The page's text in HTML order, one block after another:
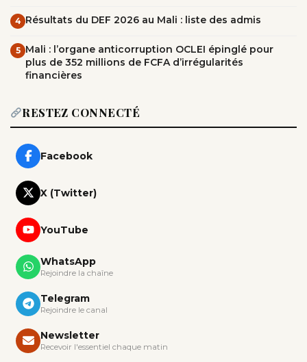
4 Résultats du DEF 2026 au Mali : liste des admis
5 Mali : l’organe anticorruption OCLEI épinglé pour
plus de 352 millions de FCFA d’irrégularités
financières
RESTEZ CONNECTÉ
Facebook
X (Twitter)
YouTube
WhatsApp
Rejoindre la chaîne
Telegram
Rejoindre le canal
Newsletter
Recevoir l'essentiel chaque matin